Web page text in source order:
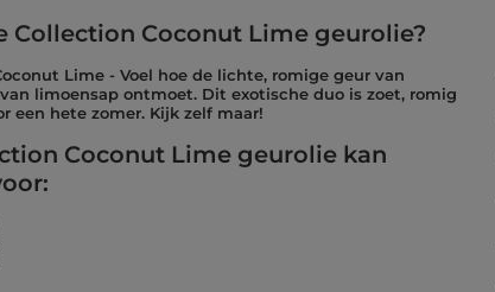
Collection Coconut Lime geurolie?
Lime - Voel hoe de lichte, romige geur van
limoensap ontmoet. Dit exotische duo is zoet, romig
een hete zomer. Kijk zelf maar!
Coconut Lime geurolie kan